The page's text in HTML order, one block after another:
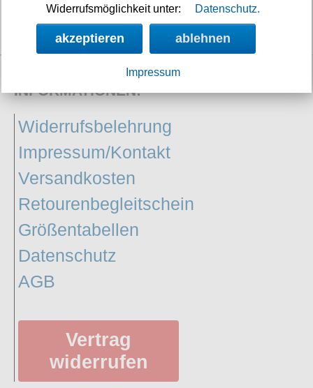
Jogginghosen
Outdoorbekleidung
Petticoats
Poloshirts
Begriffe
Dobermann
Nordische Götterwelt
Nächste Auslieferung in:
32h 31m
INFORMATIONEN:
Widerrufsbelehrung
Impressum/Kontakt
Versandkosten
Retourenbegleitschein
Größentabellen
Datenschutz
AGB
Vertrag
widerrufen
Widerrufsmöglichkeit unter:
Datenschutz.
akzeptieren ablehnen
Impressum